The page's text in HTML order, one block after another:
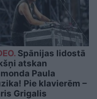
Spānijas lidostā
atskan
Paula
Pie klavierēm –
Grigalis